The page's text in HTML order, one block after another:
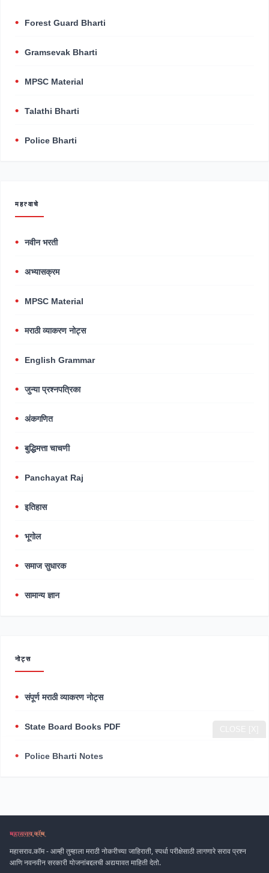
Forest Guard Bharti
Gramsevak Bharti
MPSC Material
Talathi Bharti
Police Bharti
महत्वाचे
नवीन भरती
अभ्यासक्रम
MPSC Material
मराठी व्याकरण नोट्स
English Grammar
जुन्या प्रश्नपत्रिका
अंकगणित
बुद्धिमत्ता चाचणी
Panchayat Raj
इतिहास
भूगोल
समाज सुधारक
सामान्य ज्ञान
नोट्स
संपूर्ण मराठी व्याकरण नोट्स
State Board Books PDF
Police Bharti Notes
महासराव.कॉम - आम्ही तुम्हाला मराठी नोकरीच्या जाहिराती, स्पर्धा परीक्षेसाठी लागणारे सराव प्रश्न
आणि नवनवीन सरकारी योजनांबद्दलची अद्ययावत माहिती देतो.